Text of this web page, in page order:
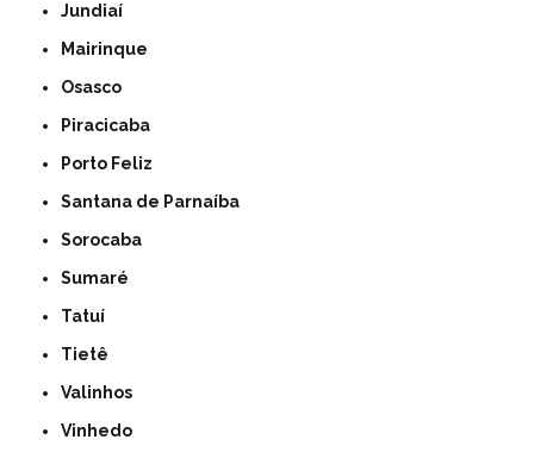
Jundiaí
Mairinque
Osasco
Piracicaba
Porto Feliz
Santana de Parnaíba
Sorocaba
Sumaré
Tatuí
Tietê
Valinhos
Vinhedo